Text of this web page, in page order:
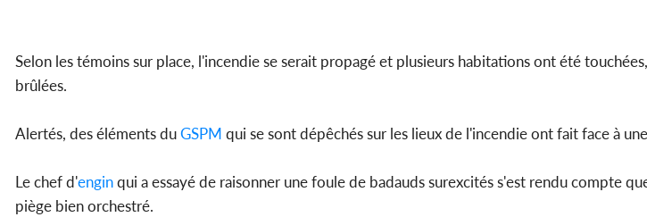
Selon les témoins sur place, l'incendie se serait propagé et plusieurs habitations ont été
brûlées.
Alertés, des éléments duGSPM qui se sont dépêchés sur les lieux de l'incendie ont fait face à
Le chef d'enginqui a essayé de raisonner une foule de badauds surexcités s'est rendu compte
piège bien orchestré.